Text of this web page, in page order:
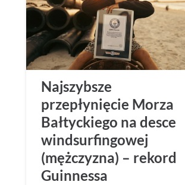
Najszybsze
przepłynięcie Morza
Bałtyckiego na desce
windsurfingowej
(mężczyzna) – rekord
Guinnessa